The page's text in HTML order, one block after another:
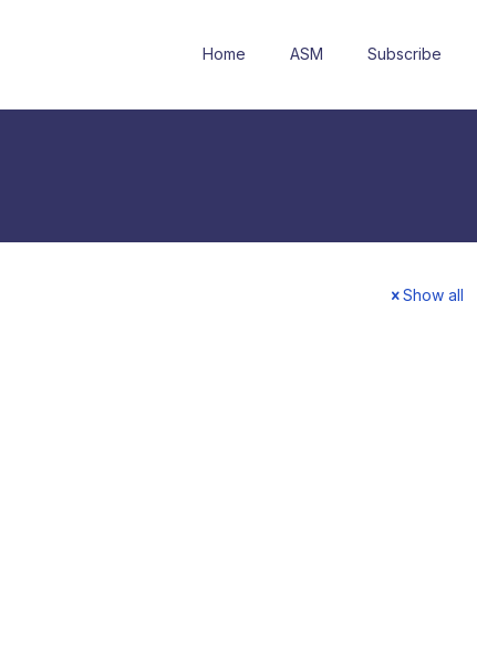
Home ASM Subscribe
Show all